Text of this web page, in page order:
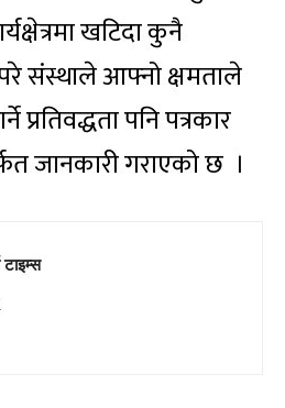
खटिदा कुनै
संस्थाले आफ्नो क्षमताले
प्रतिवद्धता पनि पत्रकार
जानकारी गराएको छ ।